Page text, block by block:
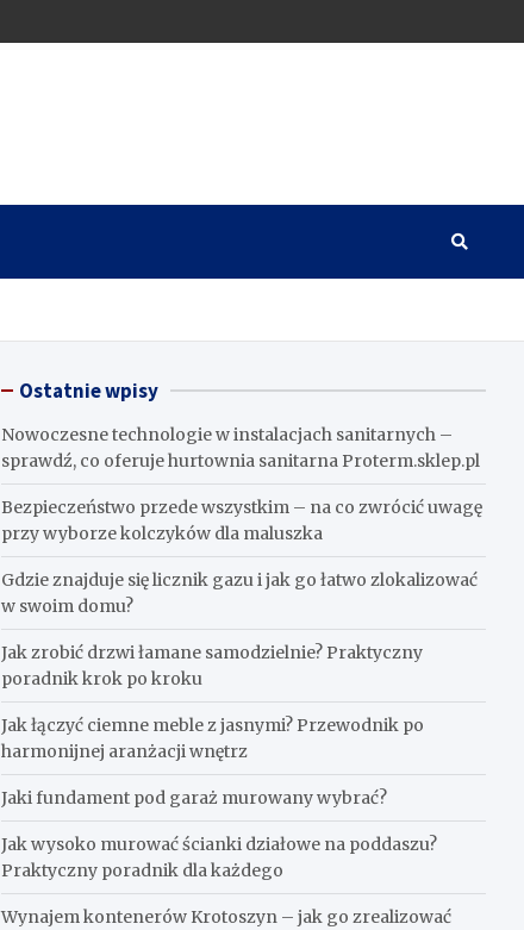
Ostatnie wpisy
Nowoczesne technologie w instalacjach sanitarnych –
sprawdź, co oferuje hurtownia sanitarna Proterm.sklep.pl
Bezpieczeństwo przede wszystkim – na co zwrócić uwagę
przy wyborze kolczyków dla maluszka
Gdzie znajduje się licznik gazu i jak go łatwo zlokalizować
w swoim domu?
Jak zrobić drzwi łamane samodzielnie? Praktyczny
poradnik krok po kroku
Jak łączyć ciemne meble z jasnymi? Przewodnik po
harmonijnej aranżacji wnętrz
Jaki fundament pod garaż murowany wybrać?
Jak wysoko murować ścianki działowe na poddaszu?
Praktyczny poradnik dla każdego
Wynajem kontenerów Krotoszyn – jak go zrealizować